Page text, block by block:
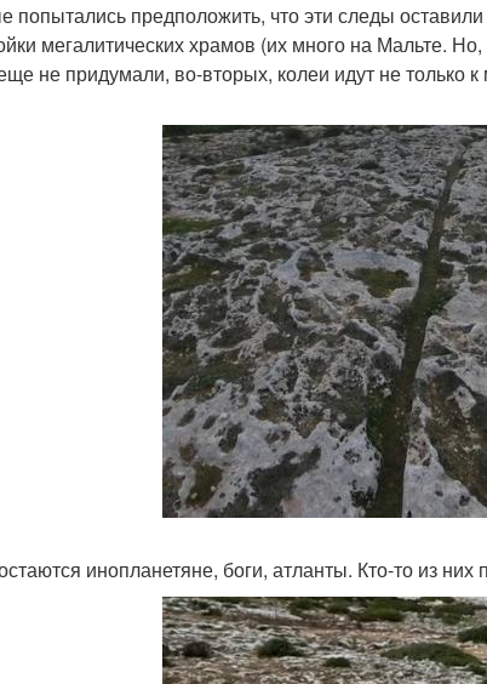
попытались предположить, что эти следы
мегалитических храмов (их много на Мальте.
не придумали, во-вторых, колеи идут не только
инопланетяне, боги, атланты. Кто-то из